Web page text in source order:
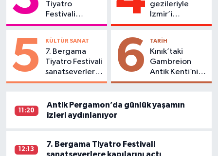
Tiyatro
Festivali
başlıyor!
gezileriyle
İzmir’i
keşfettiler
5 KÜLTÜR SANAT
7. Bergama
Tiyatro Festivali
sanatseverlere
kapılarını açtı
6 TARİH
Kınık’taki
Gambreion
Antik Kenti’nin
koruma sınırları
11:20
Antik Pergamon’da günlük yaşamın
izleri aydınlanıyor
12:13
7. Bergama Tiyatro Festivali
sanatseverlere kapılarını açtı